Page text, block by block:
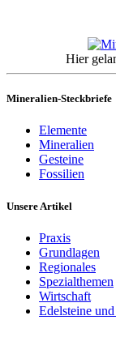
Hier
Mineralien-Steckbriefe
Elemente
Mineralien
Gesteine
Fossilien
Unsere Artikel
Praxis
Grundlagen
Regionales
Spezialthemen
Wirtschaft
Edelsteine